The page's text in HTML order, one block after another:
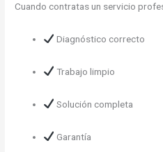
Cuando contratas un servicio
Diagnóstico correcto
Trabajo limpio
Solución completa
Garantía